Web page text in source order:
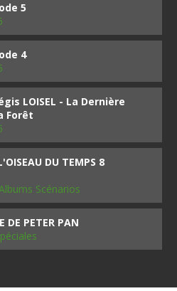
5
4
LOISEL - La Dernière
Forêt
DU TEMPS 8
Scénarios
DE PETER PAN